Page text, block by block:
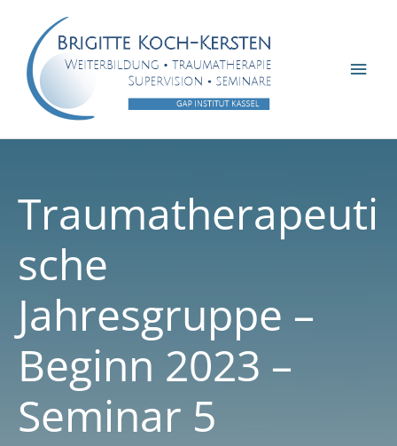
springen
Traumatherapeuti
sche
Jahresgruppe –
Beginn 2023 –
Seminar 5